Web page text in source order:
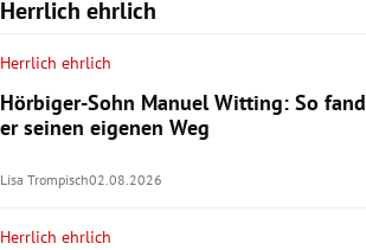
Herrlich ehrlich
Herrlich ehrlich
Hörbiger-Sohn Manuel Witting: So fand
er seinen eigenen Weg
Lisa Trompisch02.08.2026
Herrlich ehrlich